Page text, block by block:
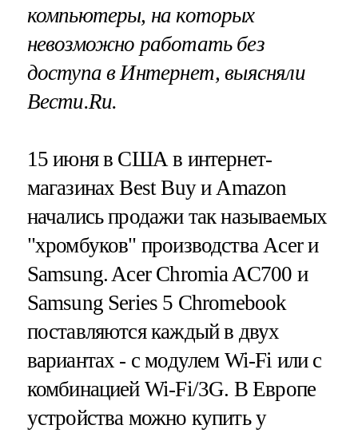
компьютеры, на которых
невозможно работать без
доступа в Интернет, выясняли
Вести.Ru.
15 июня в США в интернет-
магазинах Best Buy и Amazon
начались продажи так называемых
"хромбуков" производства Acer и
Samsung. Acer Chromia AC700 и
Samsung Series 5 Chromebook
поставляются каждый в двух
вариантах - с модулем Wi-Fi или с
комбинацией Wi-Fi/3G. В Европе
устройства можно купить у